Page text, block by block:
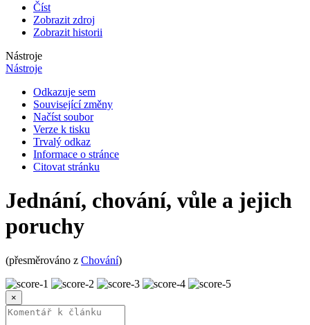
Číst
Zobrazit zdroj
Zobrazit historii
Nástroje
Nástroje
Odkazuje sem
Související změny
Načíst soubor
Verze k tisku
Trvalý odkaz
Informace o stránce
Citovat stránku
Jednání, chování, vůle a jejich
poruchy
(přesměrováno z Chování)
×